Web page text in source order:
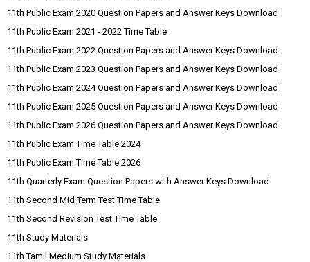
11th Public Exam 2020 Question Papers and Answer Keys Download
11th Public Exam 2021 - 2022 Time Table
11th Public Exam 2022 Question Papers and Answer Keys Download
11th Public Exam 2023 Question Papers and Answer Keys Download
11th Public Exam 2024 Question Papers and Answer Keys Download
11th Public Exam 2025 Question Papers and Answer Keys Download
11th Public Exam 2026 Question Papers and Answer Keys Download
11th Public Exam Time Table 2024
11th Public Exam Time Table 2026
11th Quarterly Exam Question Papers with Answer Keys Download
11th Second Mid Term Test Time Table
11th Second Revision Test Time Table
11th Study Materials
11th Tamil Medium Study Materials